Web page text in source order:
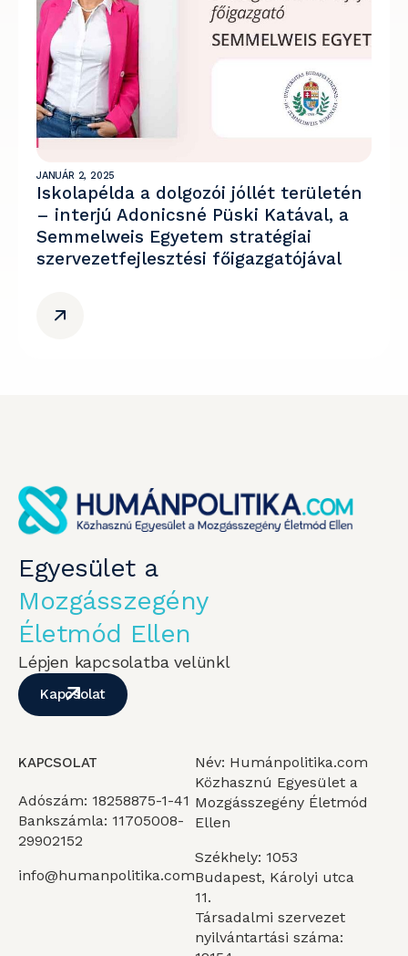
JANUÁR 2, 2025
Iskolapélda a dolgozói jóllét területén
– interjú Adonicsné Püski Katával, a
Semmelweis Egyetem stratégiai
szervezetfejlesztési főigazgatójával
Egyesület a
Mozgásszegény
Életmód Ellen
Lépjen kapcsolatba velünkl
Kapcsolat
KAPCSOLAT
Adószám: 18258875-1-41
Bankszámla: 11705008-
29902152
info@humanpolitika.com
Név: Humánpolitika.com
Közhasznú Egyesület a
Mozgásszegény Életmód
Ellen
Székhely: 1053
Budapest, Károlyi utca
11.
Társadalmi szervezet
nyilvántartási száma: